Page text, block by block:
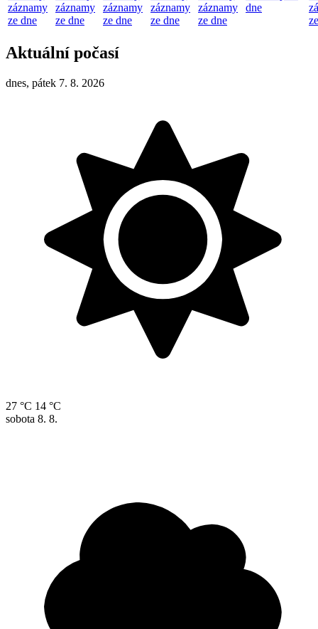
záznamy
ze dne
záznamy
ze dne
záznamy
ze dne
záznamy
ze dne
záznamy
ze dne
dne
Aktuální počasí
dnes, pátek 7. 8. 2026
27 °C 14 °C
sobota 8. 8.